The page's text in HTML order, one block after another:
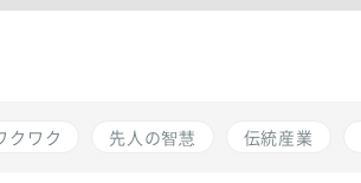
クワク 先人の智慧 伝統産業